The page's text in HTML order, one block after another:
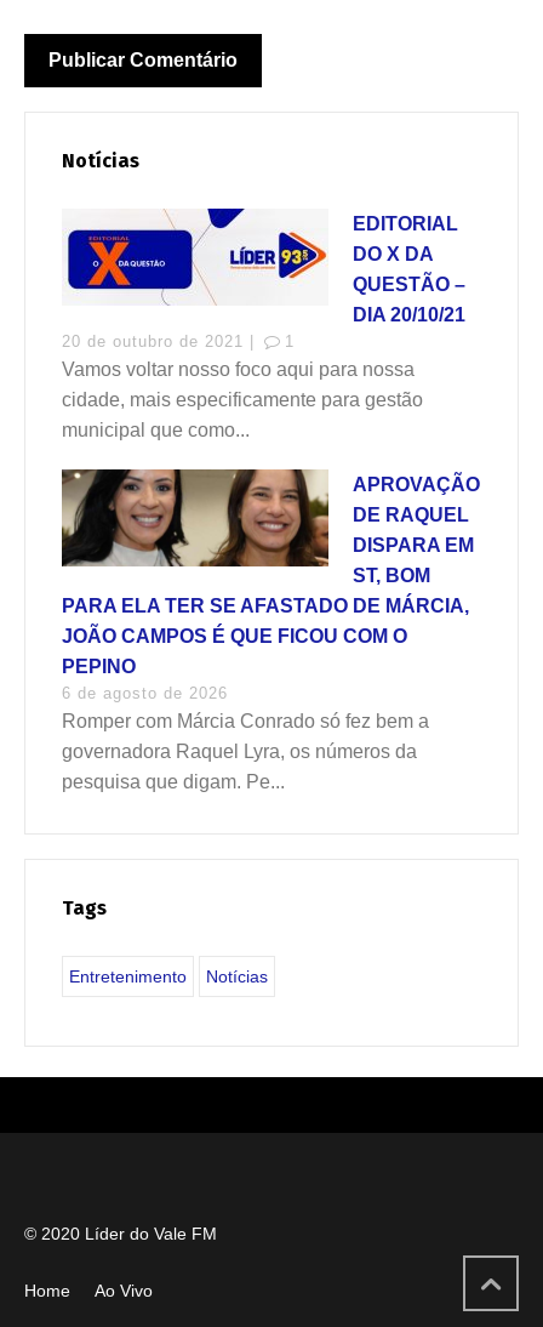
Notícias
EDITORIAL
DO X DA
QUESTÃO –
DIA 20/10/21
20 de outubro de 2021 | 1
Vamos voltar nosso foco aqui para nossa
cidade, mais especificamente para gestão
municipal que como...
APROVAÇÃO
DE RAQUEL
DISPARA EM
ST, BOM
PARA ELA TER SE AFASTADO DE MÁRCIA,
JOÃO CAMPOS É QUE FICOU COM O
PEPINO
6 de agosto de 2026
Romper com Márcia Conrado só fez bem a
governadora Raquel Lyra, os números da
pesquisa que digam. Pe...
Tags
Entretenimento Notícias
© 2020 Líder do Vale FM
Home Ao Vivo